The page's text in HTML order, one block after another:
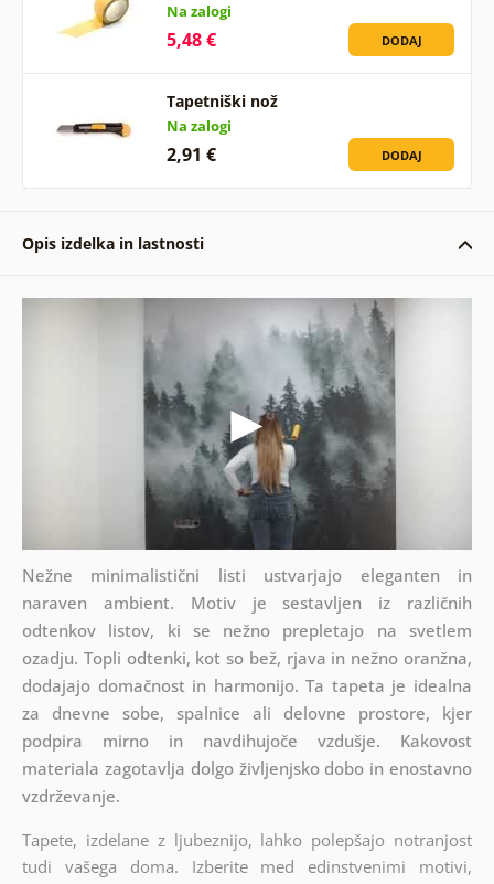
Na zalogi
5,48 € DODAJ
Tapetniški nož
Na zalogi
2,91 € DODAJ
Opis izdelka in lastnosti
Nežne minimalistični listi ustvarjajo eleganten in
naraven ambient. Motiv je sestavljen iz različnih
odtenkov listov, ki se nežno prepletajo na svetlem
ozadju. Topli odtenki, kot so bež, rjava in nežno oranžna,
dodajajo domačnost in harmonijo. Ta tapeta je idealna
za dnevne sobe, spalnice ali delovne prostore, kjer
podpira mirno in navdihujoče vzdušje. Kakovost
materiala zagotavlja dolgo življenjsko dobo in enostavno
vzdrževanje.
Tapete, izdelane z ljubeznijo, lahko polepšajo notranjost
tudi vašega doma. Izberite med edinstvenimi motivi,